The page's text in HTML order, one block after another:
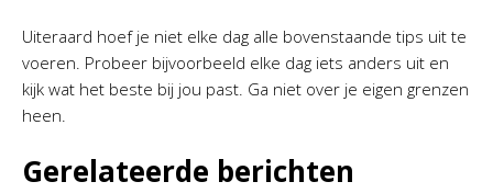
Uiteraard hoef je niet elke dag alle bovenstaande tips uit te
voeren. Probeer bijvoorbeeld elke dag iets anders uit en
kijk wat het beste bij jou past. Ga niet over je eigen grenzen
heen.
Gerelateerde berichten